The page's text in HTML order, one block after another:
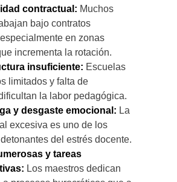
contractual: Muchos
bajo contratos
en zonas
incrementa la rotación.
insuficiente: Escuelas
limitados y falta de
la labor pedagógica.
y desgaste emocional: La
excesiva es uno de los
del estrés docente.
y tareas
Los maestros dedican